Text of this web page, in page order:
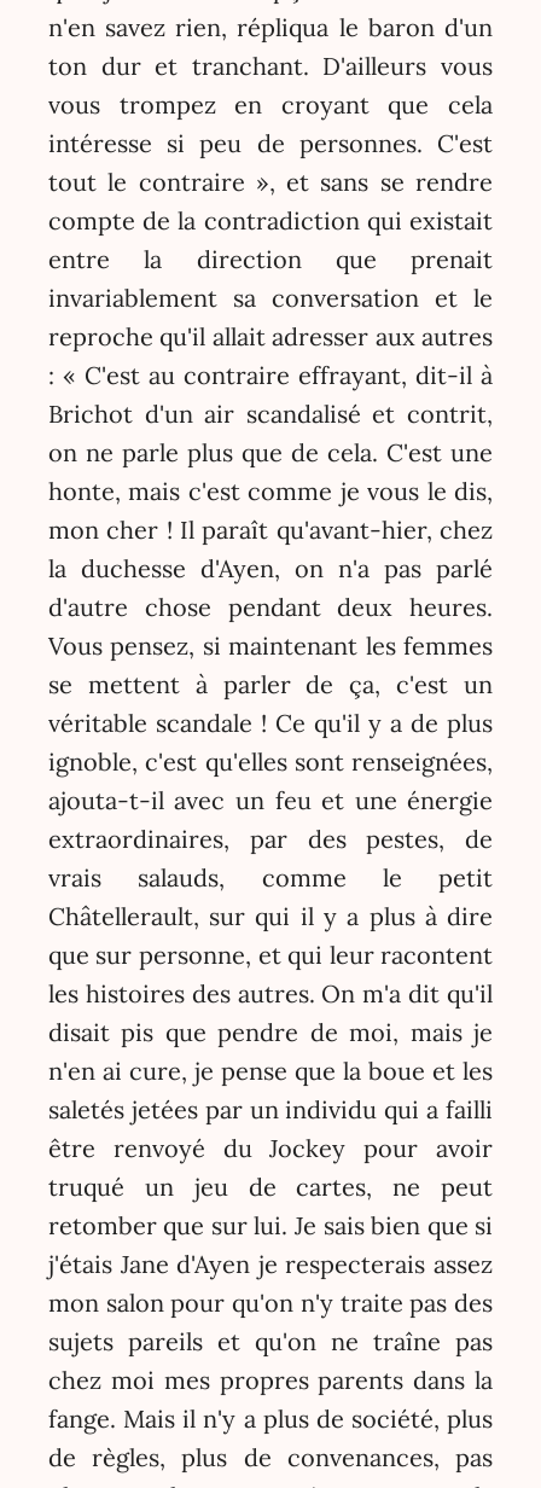
n'en savez rien, répliqua le baron d'un
ton dur et tranchant. D'ailleurs vous
vous trompez en croyant que cela
intéresse si peu de personnes. C'est
tout le contraire », et sans se rendre
compte de la contradiction qui existait
entre la direction que prenait
invariablement sa conversation et le
reproche qu'il allait adresser aux autres
: « C'est au contraire effrayant, dit-il à
Brichot d'un air scandalisé et contrit,
on ne parle plus que de cela. C'est une
honte, mais c'est comme je vous le dis,
mon cher ! Il paraît qu'avant-hier, chez
la duchesse d'Ayen, on n'a pas parlé
d'autre chose pendant deux heures.
Vous pensez, si maintenant les femmes
se mettent à parler de ça, c'est un
véritable scandale ! Ce qu'il y a de plus
ignoble, c'est qu'elles sont renseignées,
ajouta-t-il avec un feu et une énergie
extraordinaires, par des pestes, de
vrais salauds, comme le petit
Châtellerault, sur qui il y a plus à dire
que sur personne, et qui leur racontent
les histoires des autres. On m'a dit qu'il
disait pis que pendre de moi, mais je
n'en ai cure, je pense que la boue et les
saletés jetées par un individu qui a failli
être renvoyé du Jockey pour avoir
truqué un jeu de cartes, ne peut
retomber que sur lui. Je sais bien que si
j'étais Jane d'Ayen je respecterais assez
mon salon pour qu'on n'y traite pas des
sujets pareils et qu'on ne traîne pas
chez moi mes propres parents dans la
fange. Mais il n'y a plus de société, plus
de règles, plus de convenances, pas